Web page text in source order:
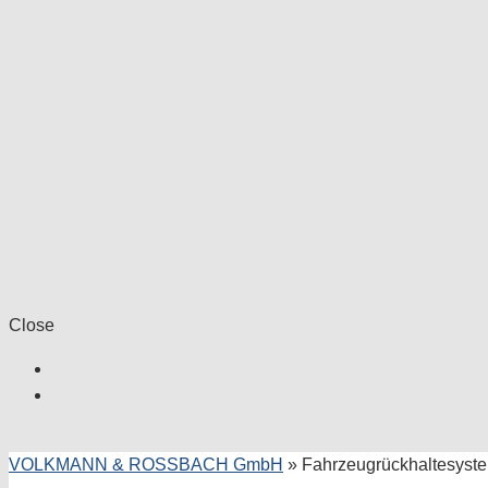
Close
VOLKMANN & ROSSBACH GmbH »